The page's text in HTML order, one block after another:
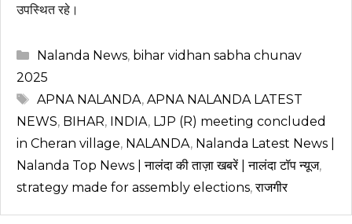
उपस्थित रहे।
Categories
Nalanda News, bihar vidhan sabha chunav
2025
Tags
APNA NALANDA, APNA NALANDA LATEST
NEWS, BIHAR, INDIA, LJP (R) meeting concluded
in Cheran village, NALANDA, Nalanda Latest News |
Nalanda Top News | नालंदा की ताज़ा खबरें | नालंदा टॉप न्यूज,
strategy made for assembly elections,राजगीर